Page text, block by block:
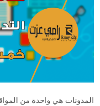
المدونات هي واحدة من